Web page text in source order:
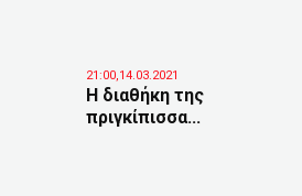
21:00,14.03.2021
Η διαθήκη της
πριγκίπισσα...